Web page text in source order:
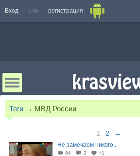
Вход или регистрация
Теги → МВД России
1 2 →
Не замечаем никого...
84 2 +1